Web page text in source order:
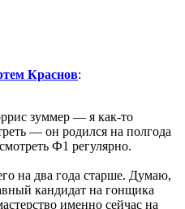
Краснов:
зуммер — я как-то
— он родился на полгода
Ф1 регулярно.
на два года старше. Думаю,
кандидат на гонщика
именно сейчас на